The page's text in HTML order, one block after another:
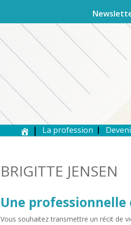
La profession
BRIGITTE JENSEN
Une
Vous souhaitez transmettre un récit de